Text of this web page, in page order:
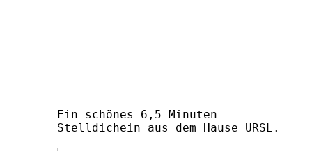
Ein schönes 6,5 Minuten
Stelldichein aus dem Hause URSL.